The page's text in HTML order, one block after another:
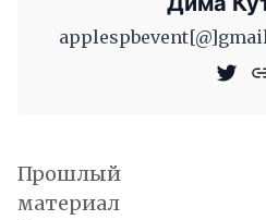
Прошлый
материал